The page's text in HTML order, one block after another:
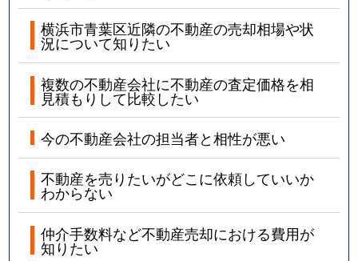
横浜市青葉区近隣の不動産の売却相場や状
況について知りたい
複数の不動産会社に不動産の査定価格を相
見積もりして比較したい
今の不動産会社の担当者と相性が悪い
不動産を売りたいがどこに依頼していいか
わからない
仲介手数料など不動産売却における費用が
知りたい